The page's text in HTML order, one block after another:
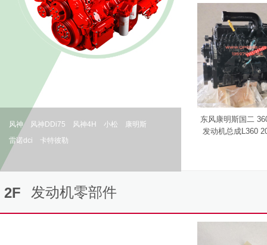
风神 风神DDi75 风神4H 小松
康明斯
雷诺dci
卡特彼勒
东风康明斯国二
发动机总成L360
2F 发动机零部件